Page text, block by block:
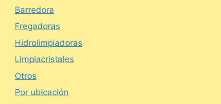
Barredora
Fregadoras
Hidrolimpiadoras
Limpiacristales
Otros
Por ubicación